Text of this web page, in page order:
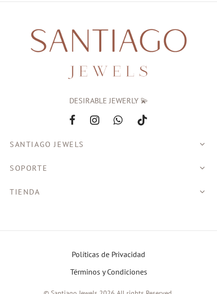
DESIRABLE JEWERLY 💫
SANTIAGO JEWELS
SOPORTE
TIENDA
Políticas de Privacidad
Términos y Condiciones